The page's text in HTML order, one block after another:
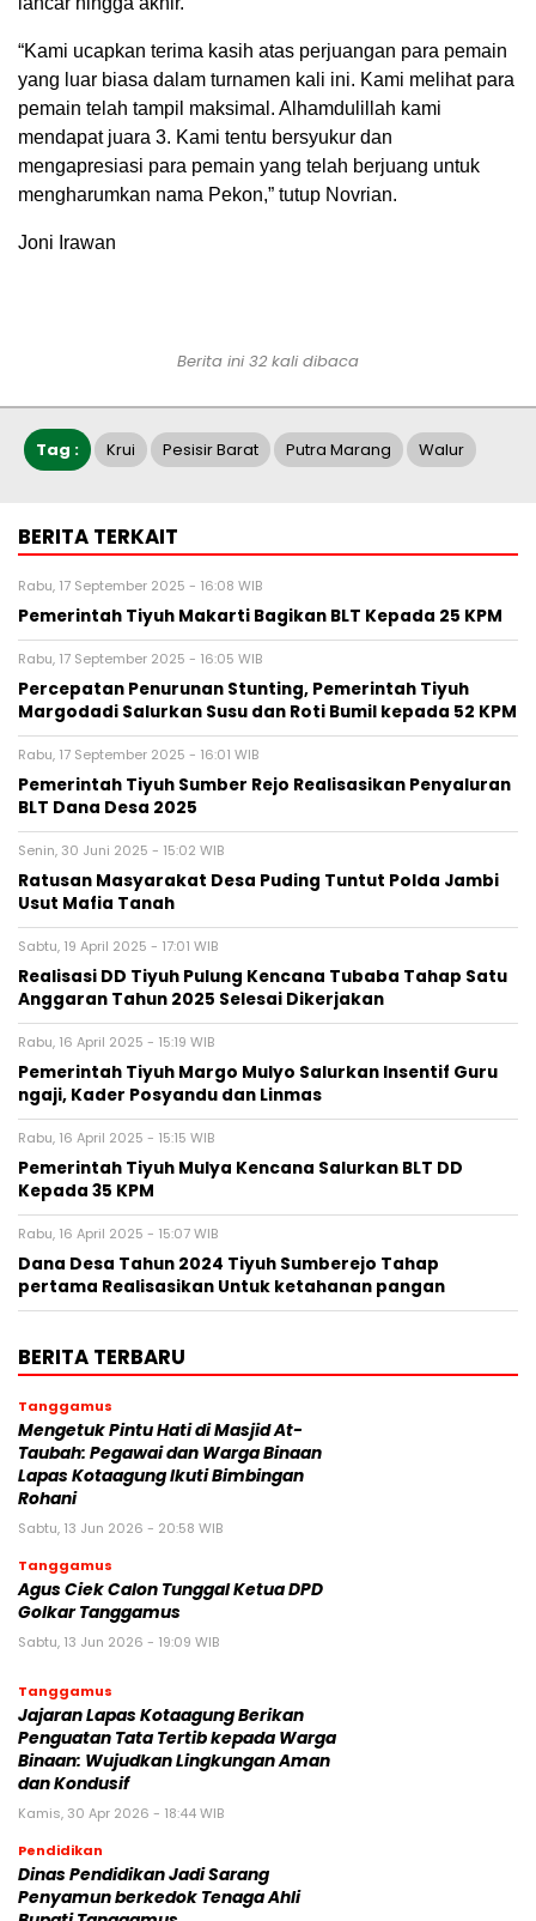
“Kami ucapkan terima kasih atas perjuangan para pemain
yang luar biasa dalam turnamen kali ini. Kami melihat para
pemain telah tampil maksimal. Alhamdulillah kami
mendapat juara 3. Kami tentu bersyukur dan
mengapresiasi para pemain yang telah berjuang untuk
mengharumkan nama Pekon,” tutup Novrian.
Joni Irawan
Berita ini 32 kali dibaca
Tag : Krui Pesisir Barat Putra Marang Walur
BERITA TERKAIT
Rabu, 17 September 2025 - 16:08 WIB
Pemerintah Tiyuh Makarti Bagikan BLT Kepada 25 KPM
Rabu, 17 September 2025 - 16:05 WIB
Percepatan Penurunan Stunting, Pemerintah Tiyuh
Margodadi Salurkan Susu dan Roti Bumil kepada 52 KPM
Rabu, 17 September 2025 - 16:01 WIB
Pemerintah Tiyuh Sumber Rejo Realisasikan Penyaluran
BLT Dana Desa 2025
Senin, 30 Juni 2025 - 15:02 WIB
Ratusan Masyarakat Desa Puding Tuntut Polda Jambi
Usut Mafia Tanah
Sabtu, 19 April 2025 - 17:01 WIB
Realisasi DD Tiyuh Pulung Kencana Tubaba Tahap Satu
Anggaran Tahun 2025 Selesai Dikerjakan
Rabu, 16 April 2025 - 15:19 WIB
Pemerintah Tiyuh Margo Mulyo Salurkan Insentif Guru
ngaji, Kader Posyandu dan Linmas
Rabu, 16 April 2025 - 15:15 WIB
Pemerintah Tiyuh Mulya Kencana Salurkan BLT DD
Kepada 35 KPM
Rabu, 16 April 2025 - 15:07 WIB
Dana Desa Tahun 2024 Tiyuh Sumberejo Tahap
pertama Realisasikan Untuk ketahanan pangan
BERITA TERBARU
Tanggamus
Mengetuk Pintu Hati di Masjid At-
Taubah: Pegawai dan Warga Binaan
Lapas Kotaagung Ikuti Bimbingan
Rohani
Sabtu, 13 Jun 2026 - 20:58 WIB
Tanggamus
Agus Ciek Calon Tunggal Ketua DPD
Golkar Tanggamus
Sabtu, 13 Jun 2026 - 19:09 WIB
Tanggamus
Jajaran Lapas Kotaagung Berikan
Penguatan Tata Tertib kepada Warga
Binaan: Wujudkan Lingkungan Aman
dan Kondusif
Kamis, 30 Apr 2026 - 18:44 WIB
Pendidikan
Dinas Pendidikan Jadi Sarang
Penyamun berkedok Tenaga Ahli